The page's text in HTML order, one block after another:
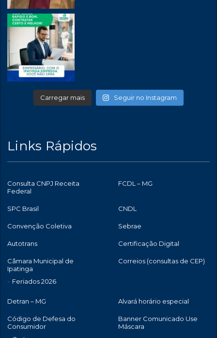
Carregar mais Seguir no Instagram
Links Rápidos
Consulta CNPJ Receita
Federal
FCDL – MG
SPC Brasil CNDL
Convenção Coletiva Sebrae
Autotrans Certificação Digital
Câmara Municipal de
Ipatinga
Feriados 2026
Correios (consultas de CEP)
Detran – MG Alvará horário especial
Código de Defesa do
Consumidor
Banner Comunicado Use
Máscara